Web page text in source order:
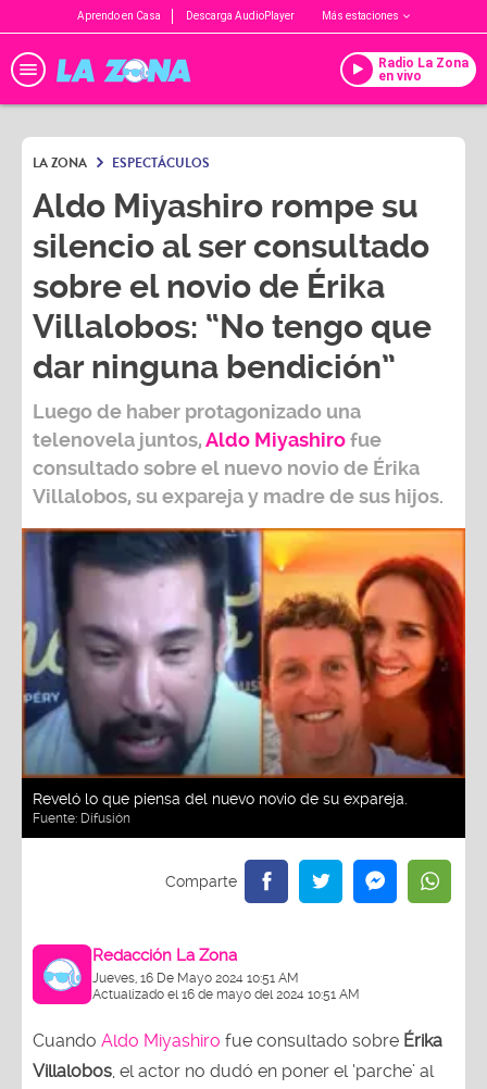
Aprendo en Casa Descarga AudioPlayer Más estaciones
Radio La Zona
en vivo
LA ZONA ESPECTÁCULOS
Aldo Miyashiro rompe su
silencio al ser consultado
sobre el novio de Érika
Villalobos: “No tengo que
dar ninguna bendición”
Luego de haber protagonizado una
telenovela juntos,Aldo Miyashirofue
consultado sobre el nuevo novio de Érika
Villalobos, su expareja y madre de sus hijos.
Reveló lo que piensa del nuevo novio de su expareja.
Fuente: Difusión
Redacción La Zona
Jueves, 16 De Mayo 2024 10:51 AM
Actualizado el 16 de mayo del 2024 10:51 AM
Cuando Aldo Miyashiro fue consultado sobre Érika
Villalobos , el actor no dudó en poner el ‘parche’ al